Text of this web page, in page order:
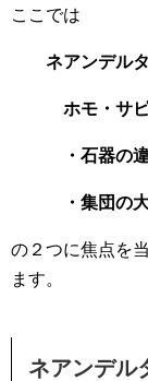
ここでは
ネアンデルタ
ホモ・サピ
・石器の違
・集団の大
の２つに焦点を
ます。
ネアンデル